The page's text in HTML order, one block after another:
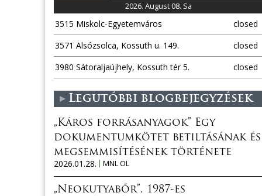
2026. August 08. Sa
3515 Miskolc-Egyetemváros
closed
3571 Alsózsolca, Kossuth u. 149.
closed
3980 Sátoraljaújhely, Kossuth tér 5.
closed
Legutóbbi blogbejegyzések
„Káros forrásanyagok” Egy
dokumentumkötet betiltásának és
megsemmisítésének története
2026.01.28.
MNL OL
„Neokutyabőr”. 1987-es